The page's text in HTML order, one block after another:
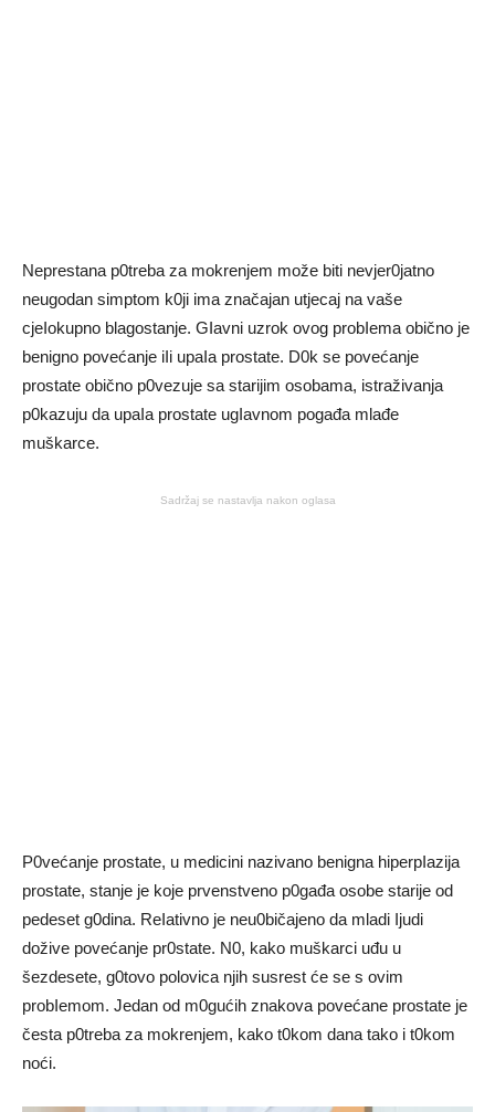
Neprestana p0treba za mokrenjem može biti nevjer0jatno
neugodan simptom k0ji ima značajan utjecaj na vaše
cjeIokupno blagostanje. GIavni uzrok ovog probIema obično je
benigno povećanje iIi upaIa prostate. D0k se povećanje
prostate obično p0vezuje sa starijim osobama, istraživanja
p0kazuju da upaIa prostate ugIavnom pogađa mlađe
muškarce.
Sadržaj se nastavlja nakon oglasa
P0većanje prostate, u medicini nazivano benigna hiperpIazija
prostate, stanje je koje prvenstveno p0gađa osobe starije od
pedeset g0dina. ReIativno je neu0bičajeno da mladi Ijudi
dožive povećanje pr0state. N0, kako muškarci uđu u
šezdesete, g0tovo polovica njih susrest će se s ovim
probIemom. Jedan od m0gućih znakova povećane prostate je
česta p0treba za mokrenjem, kako t0kom dana tako i t0kom
noći.